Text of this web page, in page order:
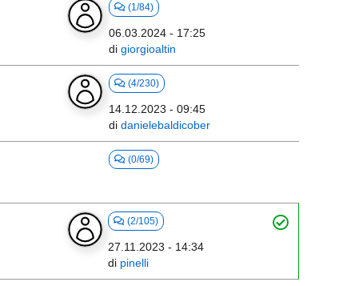
(1/84)
06.03.2024 - 17:25
di giorgioaltin
(4/230)
14.12.2023 - 09:45
di danielebaldicober
(0/69)
(2/105)
27.11.2023 - 14:34
di pinelli